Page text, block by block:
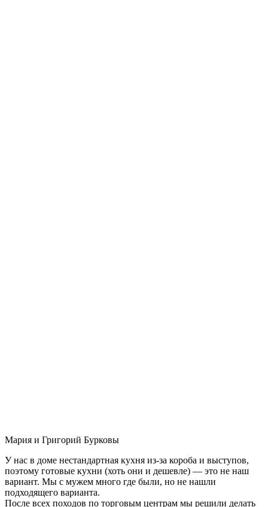
Мария и Григорий Бурковы
У нас в доме нестандартная кухня из-за короба и выступов,
поэтому готовые кухни (хоть они и дешевле) — это не наш
вариант. Мы с мужем много где были, но не нашли
подходящего варианта.
После всех походов по торговым центрам мы решили делать